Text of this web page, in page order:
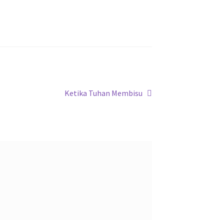
Next
Ketika Tuhan Membisu